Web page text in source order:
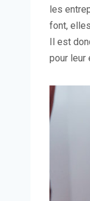
les
font,
Il est
pour leur